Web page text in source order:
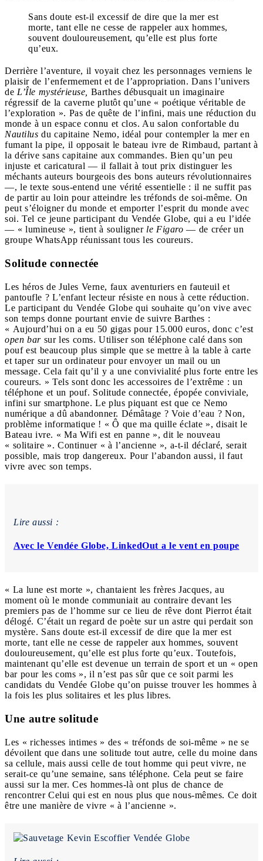
Sans doute est-il excessif de dire que la mer est
morte, tant elle ne cesse de rappeler aux hommes,
souvent douloureusement, qu’elle est plus forte
qu’eux.
Derrière l’aventure, il voyait chez les personnages verniens le
plaisir de l’enfermement et de l’appropriation. Dans l’univers
de L’Île mystérieuse, Barthes débusquait un imaginaire
régressif de la caverne plutôt qu’une « poétique véritable de
l’exploration ». Pas de quête de l’infini, mais une réduction du
monde à un espace connu et clos. Au salon confortable du
Nautilus du capitaine Nemo, idéal pour contempler la mer en
fumant la pipe, il opposait le bateau ivre de Rimbaud, partant à
la dérive sans capitaine aux commandes. Bien qu’un peu
injuste et caricatural — il fallait à tout prix distinguer les
méchants auteurs bourgeois des bons auteurs révolutionnaires
—, le texte sous-entend une vérité essentielle : il ne suffit pas
de partir au loin pour atteindre les tréfonds de soi-même. On
peut s’éloigner du monde et emporter l’esprit du monde avec
soi. Tel ce jeune participant du Vendée Globe, qui a eu l’idée
— « lumineuse », tient à souligner le Figaro — de créer un
groupe WhatsApp réunissant tous les coureurs.
Solitude connectée
Les héros de Jules Verne, faux aventuriers en fauteuil et
pantoufle ? L’enfant lecteur résiste en nous à cette réduction.
Le participant du Vendée Globe qui souhaite qu’on vive avec
son temps donne pourtant envie de suivre Barthes :
« Aujourd’hui on a eu 50 gigas pour 15.000 euros, donc c’est
open barsur les coms. Utiliser son téléphone calé dans son
pouf est beaucoup plus simple que se mettre à la table à carte
et taper sur un ordinateur pour envoyer un mail ou un
message. Cela fait qu’il y a une convivialité plus forte entre les
coureurs. » Tels sont donc les accessoires de l’extrême : un
téléphone et un pouf. Solitude connectée, épopée conviviale,
infini sur smartphone. Le plus piquant est que ce Nemo
numérique a dû abandonner. Démâtage ? Voie d’eau ? Non,
problème informatique ! « Ô que ma quille éclate », disait le
Bateau ivre. « Ma Wifi est en panne », dit le nouveau
« solitaire ». Continuer « à l’ancienne », a-t-il déclaré, serait
possible, mais trop dangereux. Pour l’abandon aussi, il faut
vivre avec son temps.
Lire aussi :
Avec le Vendée Globe, LinkedOut a le vent en poupe
« La lune est morte », chantaient les frères Jacques, au
moment où le monde communiait au contraire devant les
premiers pas de l’homme sur ce lieu de rêve dont Pierrot était
délogé. C’était un regard de poète sur un astre qui perdait son
mystère. Sans doute est-il excessif de dire que la mer est
morte, tant elle ne cesse de rappeler aux hommes, souvent
douloureusement, qu’elle est plus forte qu’eux. Toutefois,
maintenant qu’elle est devenue un terrain de sport et un « open
bar pour les coms », il n’est pas sûr que ce soit parmi les
candidats du Vendée Globe qu’on puisse trouver les hommes à
la fois les plus solitaires et les plus libres.
Une autre solitude
Les « richesses intimes » des « tréfonds de soi-même » ne se
dévoilent que dans une solitude tout autre, celle du moine dans
sa cellule, mais aussi celle de tout homme qui peut vivre, ne
serait-ce qu’une semaine, sans téléphone. Cela peut se faire
aussi sur la mer. Ces hommes-là ont plus de chance de
rencontrer Celui qui est en nous plus que nous-mêmes. Ce doit
être une manière de vivre « à l’ancienne ».